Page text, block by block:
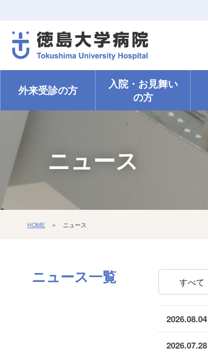
外来受診の方 入院・ お見舞い
の方
ニュース
HOME ＞ ニュース
ニュース一覧 すべて
2026.08.04
2026.07.28